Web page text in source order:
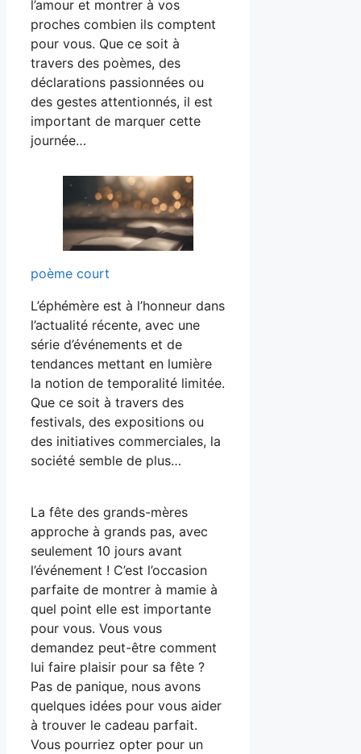
l’amour et montrer à vos
proches combien ils comptent
pour vous. Que ce soit à
travers des poèmes, des
déclarations passionnées ou
des gestes attentionnés, il est
important de marquer cette
journée…
poème court
L’éphémère est à l’honneur dans
l’actualité récente, avec une
série d’événements et de
tendances mettant en lumière
la notion de temporalité limitée.
Que ce soit à travers des
festivals, des expositions ou
des initiatives commerciales, la
société semble de plus…
La fête des grands-mères
approche à grands pas, avec
seulement 10 jours avant
l’événement ! C’est l’occasion
parfaite de montrer à mamie à
quel point elle est importante
pour vous. Vous vous
demandez peut-être comment
lui faire plaisir pour sa fête ?
Pas de panique, nous avons
quelques idées pour vous aider
à trouver le cadeau parfait.
Vous pourriez opter pour un